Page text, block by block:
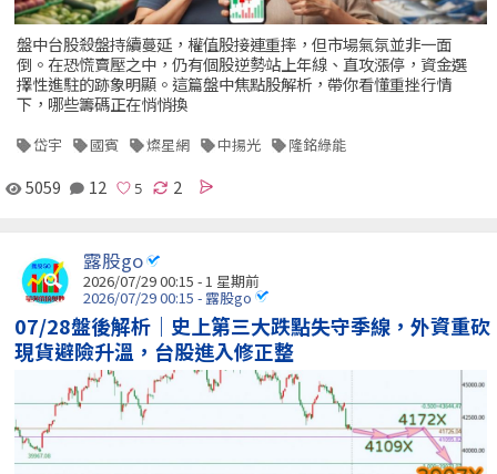
盤中台股殺盤持續蔓延，權值股接連重摔，但市場氣氛並非一面
倒。在恐慌賣壓之中，仍有個股逆勢站上年線、直攻漲停，資金選
擇性進駐的跡象明顯。這篇盤中焦點股解析，帶你看懂重挫行情
下，哪些籌碼正在悄悄換
岱宇 國賓 燦星網 中揚光 隆銘綠能
5059 12 2
露股go
2026/07/29 00:15 - 1 星期前
2026/07/29 00:15 - 露股go
07/28盤後解析｜史上第三大跌點失守季線，外資重砍
現貨避險升溫，台股進入修正整